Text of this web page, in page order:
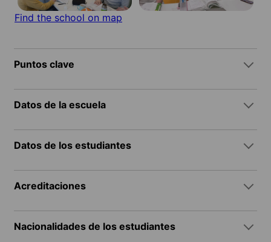
Find the school on map
Puntos clave
Datos de la escuela
Datos de los estudiantes
Acreditaciones
Nacionalidades de los estudiantes